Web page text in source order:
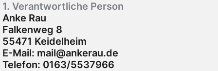
1. Verantwortliche Person
Anke Rau
Falkenweg 8
55471 Keidelheim
E-Mail: mail@ankerau.de
Telefon: 0163/5537966